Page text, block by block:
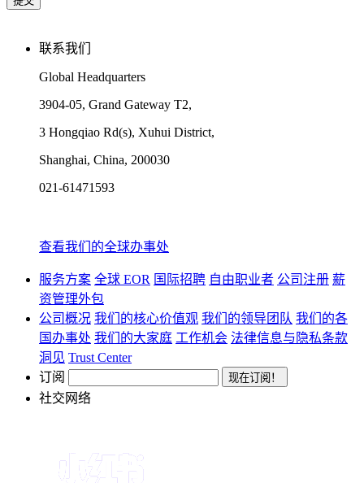
联系我们
Global Headquarters
3904-05, Grand Gateway T2,
3 Hongqiao Rd(s), Xuhui District,
Shanghai, China, 200030
021-61471593
查看我们的全球办事处
服务方案 全球 EOR 国际招聘 自由职业者 公司注册 薪
资管理外包
公司概况 我们的核心价值观 我们的领导团队 我们的各
国办事处 我们的大家庭 工作机会 法律信息与隐私条款
洞见 Trust Center
订阅
社交网络